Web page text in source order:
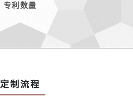
专利数量
定制流程